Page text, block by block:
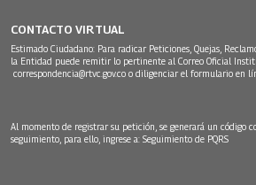
CONTACTO VIRTUAL
Estimado Ciudadano: Para radicar Peticiones, Quejas,
la Entidad puede remitir lo pertinente al Correo Oficial
correspondencia@rtvc.gov.co o diligenciar el formulario en
Al momento de registrar su petición, se generará un código
seguimiento, para ello, ingrese a: Seguimiento de PQRS